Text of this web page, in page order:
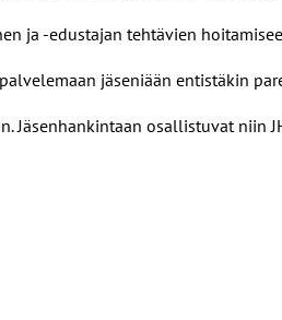
ja -edustajan tehtävien
jäseniään entistäkin
Jäsenhankintaan osallistuvat niin